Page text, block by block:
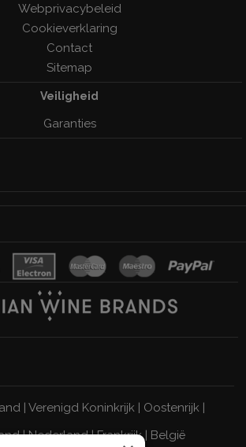
Webprivacybeleid
Cookieverklaring
Contact
Sitemap
Veiligheid
Garanties
Verenigd Koninkrijk Oostenrijk
|Nederland|Frankrijk| België